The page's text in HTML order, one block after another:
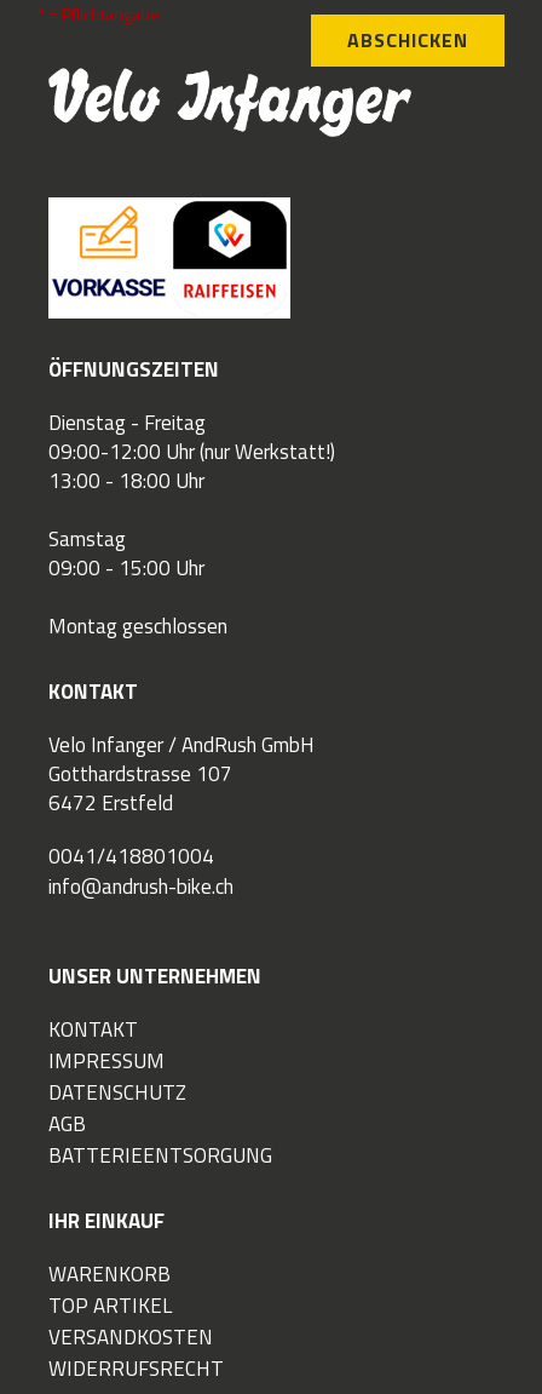
ABSCHICKEN
* = Pflichtangabe
ÖFFNUNGSZEITEN
Dienstag - Freitag
09:00-12:00 Uhr (nur Werkstatt!)
13:00 - 18:00 Uhr
Samstag
09:00 - 15:00 Uhr
Montag geschlossen
KONTAKT
Velo Infanger / AndRush GmbH
Gotthardstrasse 107
6472 Erstfeld
0041/418801004
info@andrush-bike.ch
UNSER UNTERNEHMEN
KONTAKT
IMPRESSUM
DATENSCHUTZ
AGB
BATTERIEENTSORGUNG
IHR EINKAUF
WARENKORB
TOP ARTIKEL
VERSANDKOSTEN
WIDERRUFSRECHT